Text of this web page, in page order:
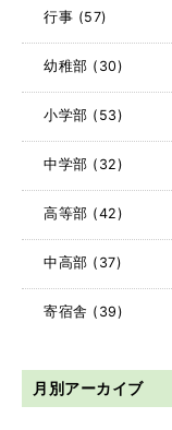
行事 (57)
幼稚部 (30)
小学部 (53)
中学部 (32)
高等部 (42)
中高部 (37)
寄宿舎 (39)
月別アーカイブ